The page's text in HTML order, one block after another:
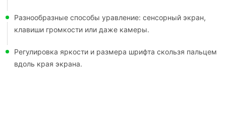
Разнообразные способы уравление: сенсорный экран,
клавиши громкости или даже камеры.
Регулировка яркости и размера шрифта скользя пальцем
вдоль края экрана.